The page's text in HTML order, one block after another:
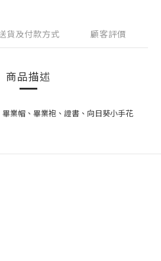
貨及付款方式 顧客評價
商品描述
業帽、畢業袍、證書、向日葵小手花